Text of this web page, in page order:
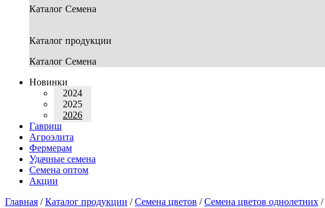
Каталог Семена
Каталог продукции
Каталог Семена
Новинки
2024
2025
2026
Гавриш
Агроэлита
Фермерам
Удачные семена
Семена оптом
Акции
Главная /Каталог продукции /Семена цветов /Семена цветов однолетних /